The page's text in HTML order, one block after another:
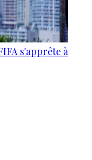
s'apprête à